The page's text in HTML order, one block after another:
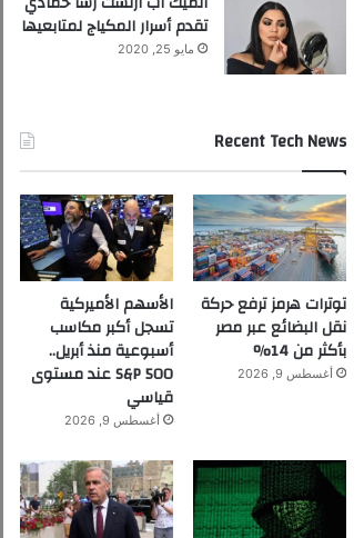
تقدم أسرار المكياج لمتابعيها
مايو 25, 2020
Recent Tech News
توترات هرمز ترفع حركة
نقل البضائع عبر مصر
بأكثر من 14%
أغسطس 9, 2026
الأسهم الأميركية
تسجل أكبر مكاسب
أسبوعية منذ أبريل..
S&P 500 عند مستوى
قياسي
أغسطس 9, 2026